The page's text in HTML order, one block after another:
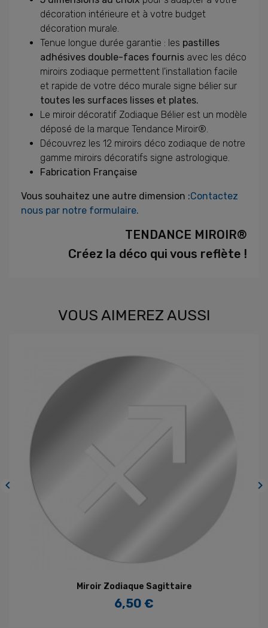
décoration intérieure et à votre budget
décoration murale.
Tenue longue durée garantie : les pastilles
adhésives double-faces fournis avec les déco
miroirs zodiaque permettent l'installation facile
et rapide de votre déco murale signe bélier sur
toutes les surfaces lisses et plates.
Le miroir décoratif Zodiaque Bélier est un modèle
déposé de la marque Tendance Miroir®.
Découvrez les 12 miroirs déco zodiaque de notre
gamme miroirs décoratifs signe astrologique.
Fabrication Française
Vous souhaitez une autre dimension :Contactez
nous par notre formulaire.
TENDANCE MIROIR®
Créez la déco qui vous reflète !
VOUS AIMEREZ AUSSI

Miroir Zodiaque Sagittaire
Prix
6,50 €
